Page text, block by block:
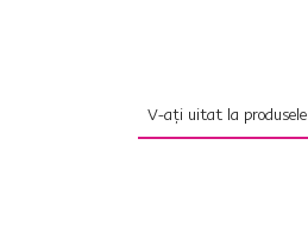
V-ați uitat la produsele